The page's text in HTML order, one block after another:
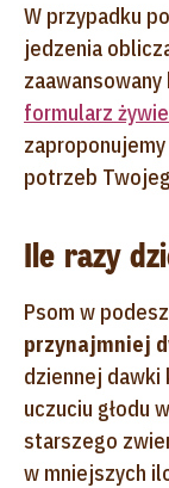
W przypadku
jedzenia
formularz
potrzeb
Ile razy
Psom w
przynajmniej
dziennej dawki
uczuciu głodu
starszego
w mniejszych